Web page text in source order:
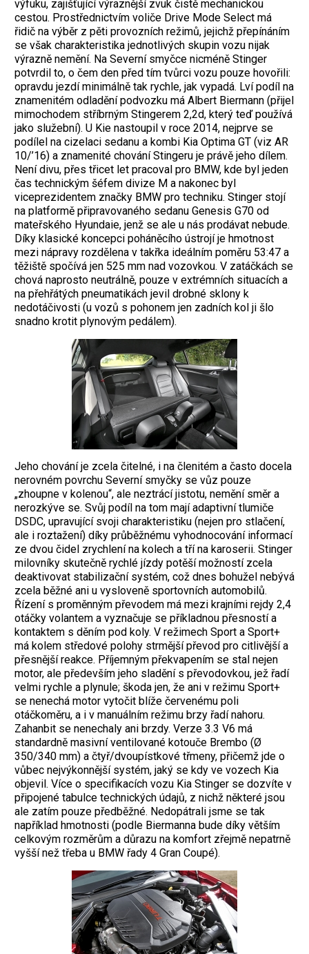
výfuku, zajišťující výraznější zvuk čistě mechanickou
cestou. Prostřednictvím voliče Drive Mode Select má
řidič na výběr z pěti provozních režimů, jejichž přepínáním
se však charakteristika jednotlivých skupin vozu nijak
výrazně nemění. Na Severní smyčce nicméně Stinger
potvrdil to, o čem den před tím tvůrci vozu pouze hovořili:
opravdu jezdí minimálně tak rychle, jak vypadá. Lví podíl na
znamenitém odladění podvozku má Albert Biermann (přijel
mimochodem stříbrným Stingerem 2,2d, který teď používá
jako služební). U Kie nastoupil v roce 2014, nejprve se
podílel na cizelaci sedanu a kombi Kia Optima GT (viz AR
10/’16) a znamenité chování Stingeru je právě jeho dílem.
Není divu, přes třicet let pracoval pro BMW, kde byl jeden
čas technickým šéfem divize M a nakonec byl
viceprezidentem značky BMW pro techniku. Stinger stojí
na platformě připravovaného sedanu Genesis G70 od
mateřského Hyundaie, jenž se ale u nás prodávat nebude.
Díky klasické koncepci poháněcího ústrojí je hmotnost
mezi nápravy rozdělena v takřka ideálním poměru 53:47 a
těžiště spočívá jen 525 mm nad vozovkou. V zatáčkách se
chová naprosto neutrálně, pouze v extrémních situacích a
na přehřátých pneumatikách jevil drobné sklony k
nedotáčivosti (u vozů s pohonem jen zadních kol ji šlo
snadno krotit plynovým pedálem).
Jeho chování je zcela čitelné, i na členitém a často docela
nerovném povrchu Severní smyčky se vůz pouze
„zhoupne v kolenou“, ale neztrácí jistotu, nemění směr a
nerozkýve se. Svůj podíl na tom mají adaptivní tlumiče
DSDC, upravující svoji charakteristiku (nejen pro stlačení,
ale i roztažení) díky průběžnému vyhodnocování informací
ze dvou čidel zrychlení na kolech a tří na karoserii. Stinger
milovníky skutečně rychlé jízdy potěší možností zcela
deaktivovat stabilizační systém, což dnes bohužel nebývá
zcela běžné ani u vysloveně sportovních automobilů.
Řízení s proměnným převodem má mezi krajními rejdy 2,4
otáčky volantem a vyznačuje se příkladnou přesností a
kontaktem s děním pod koly. V režimech Sport a Sport+
má kolem středové polohy strmější převod pro citlivější a
přesnější reakce. Příjemným překvapením se stal nejen
motor, ale především jeho sladění s převodovkou, jež řadí
velmi rychle a plynule; škoda jen, že ani v režimu Sport+
se nenechá motor vytočit blíže červenému poli
otáčkoměru, a i v manuálním režimu brzy řadí nahoru.
Zahanbit se nenechaly ani brzdy. Verze 3.3 V6 má
standardně masivní ventilované kotouče Brembo (Ø
350/340 mm) a čtyř/dvoupístkové třmeny, přičemž jde o
vůbec nejvýkonnější systém, jaký se kdy ve vozech Kia
objevil. Více o specifikacích vozu Kia Stinger se dozvíte v
připojené tabulce technických údajů, z nichž některé jsou
ale zatím pouze předběžné. Nedopátrali jsme se tak
například hmotnosti (podle Biermanna bude díky větším
celkovým rozměrům a důrazu na komfort zřejmě nepatrně
vyšší než třeba u BMW řady 4 Gran Coupé).